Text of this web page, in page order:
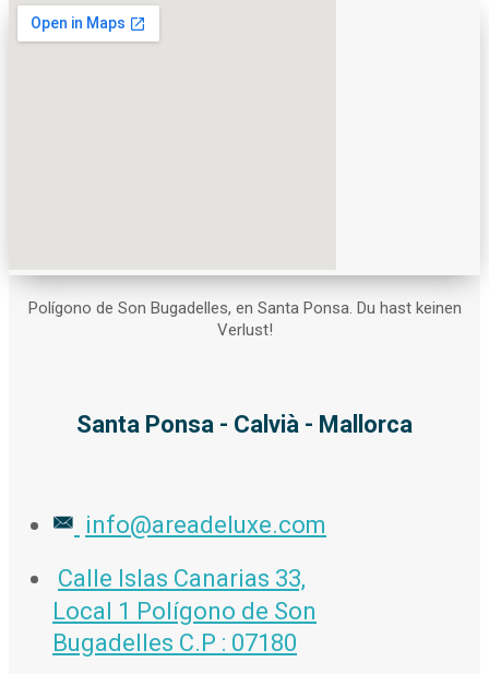
Polígono de Son Bugadelles, en Santa Ponsa. Du hast keinen
Verlust!
Santa Ponsa - Calvià - Mallorca
info@areadeluxe.com
Calle Islas Canarias 33,
Local 1 Polígono de Son
Bugadelles C.P : 07180